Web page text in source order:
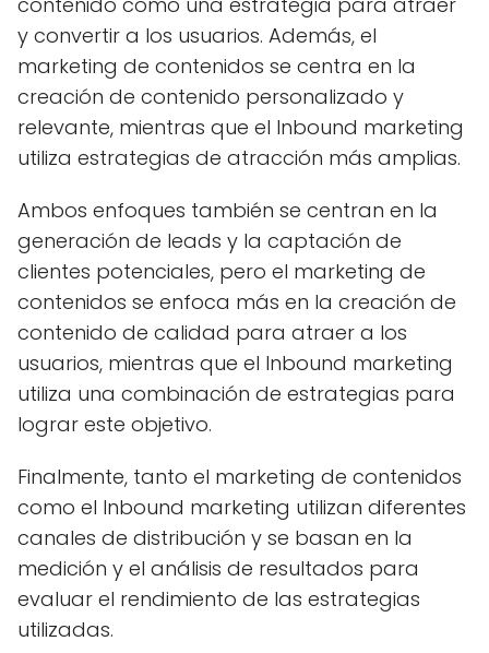
y convertir a los usuarios. Además, el
marketing de contenidos se centra en la
creación de contenido personalizado y
relevante, mientras que el Inbound marketing
utiliza estrategias de atracción más amplias.
Ambos enfoques también se centran en la
generación de leads y la captación de
clientes potenciales, pero el marketing de
contenidos se enfoca más en la creación de
contenido de calidad para atraer a los
usuarios, mientras que el Inbound marketing
utiliza una combinación de estrategias para
lograr este objetivo.
Finalmente, tanto el marketing de contenidos
como el Inbound marketing utilizan diferentes
canales de distribución y se basan en la
medición y el análisis de resultados para
evaluar el rendimiento de las estrategias
utilizadas.